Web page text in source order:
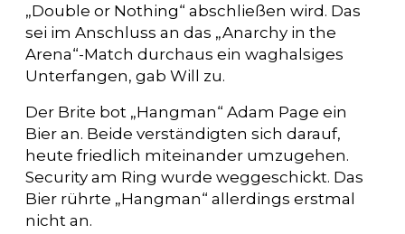
„Double or Nothing“ abschließen wird. Das
sei im Anschluss an das „Anarchy in the
Arena“-Match durchaus ein waghalsiges
Unterfangen, gab Will zu.
Der Brite bot „Hangman“ Adam Page ein
Bier an. Beide verständigten sich darauf,
heute friedlich miteinander umzugehen.
Security am Ring wurde weggeschickt. Das
Bier rührte „Hangman“ allerdings erstmal
nicht an.